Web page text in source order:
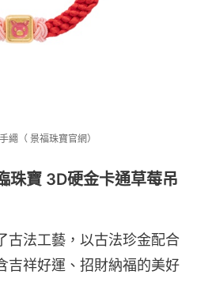
繩（ 景福珠寶官網）
珠寶 3D硬金卡通草莓吊
古法工藝，以古法珍金配合
吉祥好運、招財納福的美好